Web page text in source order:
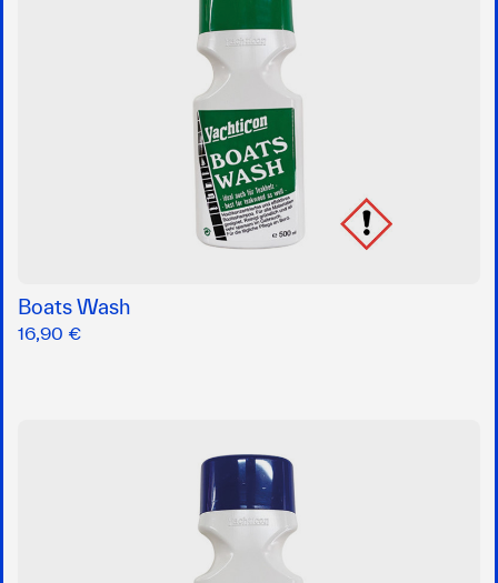
Boats Wash
16,90 €